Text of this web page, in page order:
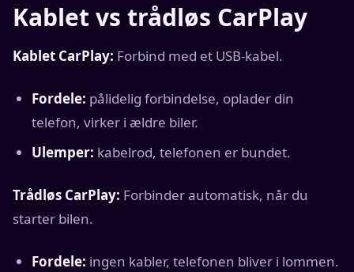
Kablet vs trådløs CarPlay
Kablet CarPlay: Forbind med et USB-kabel.
Fordele: pålidelig forbindelse, oplader din
telefon, virker i ældre biler.
Ulemper: kabelrod, telefonen er bundet.
Trådløs CarPlay: Forbinder automatisk, når du
starter bilen.
Fordele: ingen kabler, telefonen bliver i lommen.